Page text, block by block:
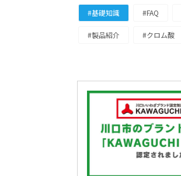
#基礎知識 #FAQ
#製品紹介 #クロム酸